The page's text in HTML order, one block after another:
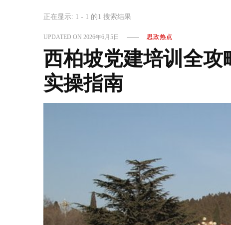
正在显示: 1 - 1 的1 搜索结果
UPDATED ON2026年6月5日 思政热点
西柏坡党建培训全
实操指南